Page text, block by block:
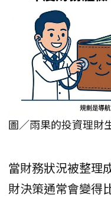
圖／雨果的投資理財
當財務狀況被整理
財決策通常會變得